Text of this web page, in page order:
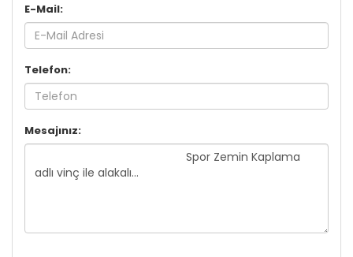
E-Mail:
Telefon:
Mesajınız: